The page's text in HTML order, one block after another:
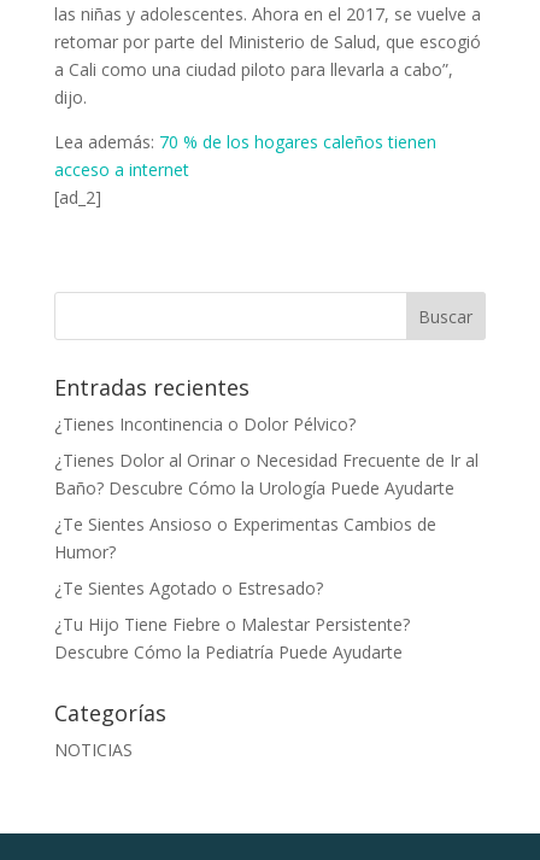
las niñas y adolescentes. Ahora en el 2017, se vuelve a
retomar por parte del Ministerio de Salud, que escogió
a Cali como una ciudad piloto para llevarla a cabo”,
dijo.
Lea además: 70 % de los hogares caleños tienen
acceso a internet
[ad_2]
Entradas recientes
¿Tienes Incontinencia o Dolor Pélvico?
¿Tienes Dolor al Orinar o Necesidad Frecuente de Ir al
Baño? Descubre Cómo la Urología Puede Ayudarte
¿Te Sientes Ansioso o Experimentas Cambios de
Humor?
¿Te Sientes Agotado o Estresado?
¿Tu Hijo Tiene Fiebre o Malestar Persistente?
Descubre Cómo la Pediatría Puede Ayudarte
Categorías
NOTICIAS